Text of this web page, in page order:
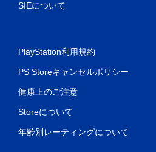
SIEについて
PlayStation利用規約
PS Storeキャンセルポリシー
健康上のご注意
Storeについて
年齢別レーティングについて